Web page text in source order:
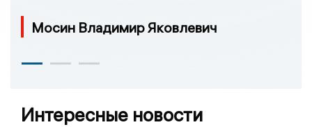
Мосин Владимир Яковлевич
Интересные новости